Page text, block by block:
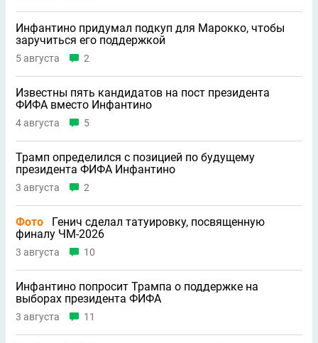
Инфантино придумал подкуп для Марокко, чтобы
заручиться его поддержкой
5 августа 2
Известны пять кандидатов на пост президента
ФИФА вместо Инфантино
4 августа 5
Трамп определился с позицией по будущему
президента ФИФА Инфантино
3 августа 2
Фото
Генич сделал татуировку, посвященную
финалу ЧМ-2026
3 августа 10
Инфантино попросит Трампа о поддержке на
выборах президента ФИФА
3 августа 11